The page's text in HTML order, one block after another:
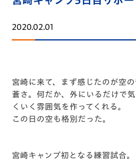
2020.02.01
宮崎に来て、まず感じたのが空の
蒼さ。何だか、外にいるだけで気
くいく雰囲気を作ってくれる。
この日の空も格別だった。
宮崎キャンプ初となる練習試合。